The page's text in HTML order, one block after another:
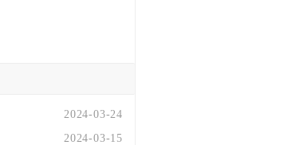
2024-03-24
2024-03-15